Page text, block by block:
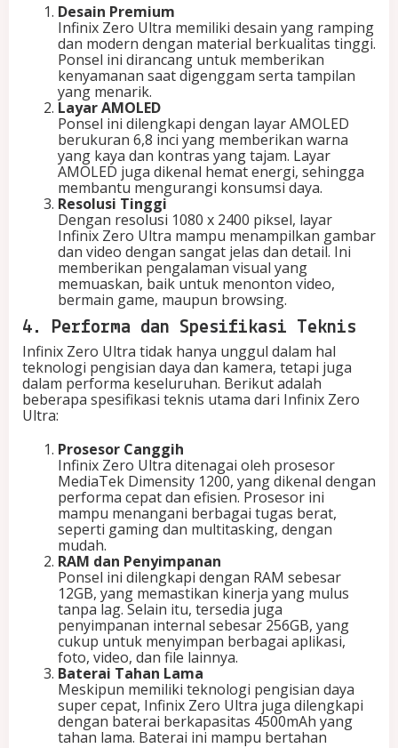
Desain Premium
Infinix Zero Ultra memiliki desain yang ramping
dan modern dengan material berkualitas tinggi.
Ponsel ini dirancang untuk memberikan
kenyamanan saat digenggam serta tampilan
yang menarik.
Layar AMOLED
Ponsel ini dilengkapi dengan layar AMOLED
berukuran 6,8 inci yang memberikan warna
yang kaya dan kontras yang tajam. Layar
AMOLED juga dikenal hemat energi, sehingga
membantu mengurangi konsumsi daya.
Resolusi Tinggi
Dengan resolusi 1080 x 2400 piksel, layar
Infinix Zero Ultra mampu menampilkan gambar
dan video dengan sangat jelas dan detail. Ini
memberikan pengalaman visual yang
memuaskan, baik untuk menonton video,
bermain game, maupun browsing.
4. Performa dan Spesifikasi Teknis
Infinix Zero Ultra tidak hanya unggul dalam hal
teknologi pengisian daya dan kamera, tetapi juga
dalam performa keseluruhan. Berikut adalah
beberapa spesifikasi teknis utama dari Infinix Zero
Ultra:
Prosesor Canggih
Infinix Zero Ultra ditenagai oleh prosesor
MediaTek Dimensity 1200, yang dikenal dengan
performa cepat dan efisien. Prosesor ini
mampu menangani berbagai tugas berat,
seperti gaming dan multitasking, dengan
mudah.
RAM dan Penyimpanan
Ponsel ini dilengkapi dengan RAM sebesar
12GB, yang memastikan kinerja yang mulus
tanpa lag. Selain itu, tersedia juga
penyimpanan internal sebesar 256GB, yang
cukup untuk menyimpan berbagai aplikasi,
foto, video, dan file lainnya.
Baterai Tahan Lama
Meskipun memiliki teknologi pengisian daya
super cepat, Infinix Zero Ultra juga dilengkapi
dengan baterai berkapasitas 4500mAh yang
tahan lama. Baterai ini mampu bertahan